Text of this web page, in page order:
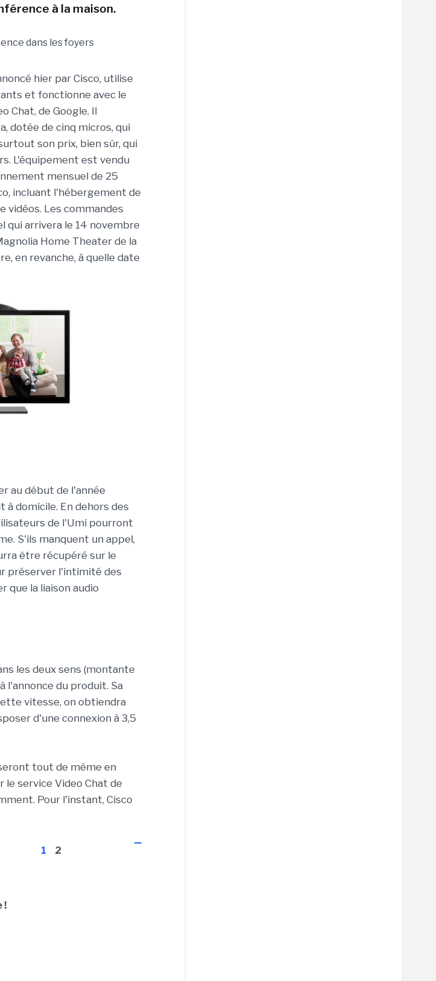
à la maison.
hier par Cisco, utilise
et fonctionne avec le
Chat, de Google. Il
dotée de cinq micros, qui
son prix, bien sûr, qui
L'équipement est vendu
mensuel de 25
incluant l'hébergement de
vidéos. Les commandes
qui arrivera le 14 novembre
Home Theater de la
en revanche, à quelle date
au début de l'année
domicile. En dehors des
de l'Umi pourront
S'ils manquent un appel,
être récupéré sur le
préserver l'intimité des
que la liaison audio
les deux sens (montante
l'annonce du produit. Sa
vitesse, on obtiendra
d'une connexion à 3,5
tout de même en
service Video Chat de
Pour l'instant, Cisco
1 2
!